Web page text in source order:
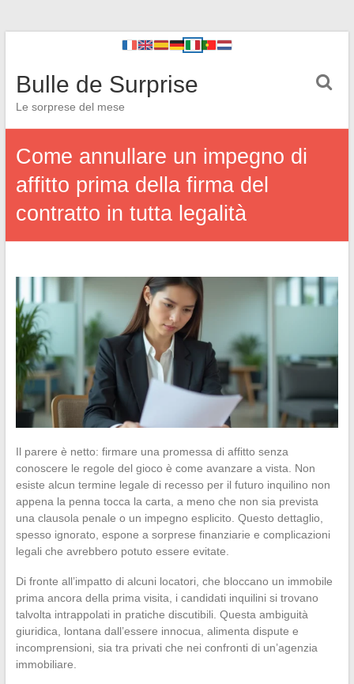
Bulle de Surprise
Le sorprese del mese
Come annullare un impegno di
affitto prima della firma del
contratto in tutta legalità
Il parere è netto: firmare una promessa di affitto senza
conoscere le regole del gioco è come avanzare a vista. Non
esiste alcun termine legale di recesso per il futuro inquilino non
appena la penna tocca la carta, a meno che non sia prevista
una clausola penale o un impegno esplicito. Questo dettaglio,
spesso ignorato, espone a sorprese finanziarie e complicazioni
legali che avrebbero potuto essere evitate.
Di fronte all’impatto di alcuni locatori, che bloccano un immobile
prima ancora della prima visita, i candidati inquilini si trovano
talvolta intrappolati in pratiche discutibili. Questa ambiguità
giuridica, lontana dall’essere innocua, alimenta dispute e
incomprensioni, sia tra privati che nei confronti di un’agenzia
immobiliare.